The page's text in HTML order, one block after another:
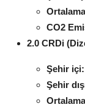
CO2
2.0 CRDi
Şehir içi:
Şehir